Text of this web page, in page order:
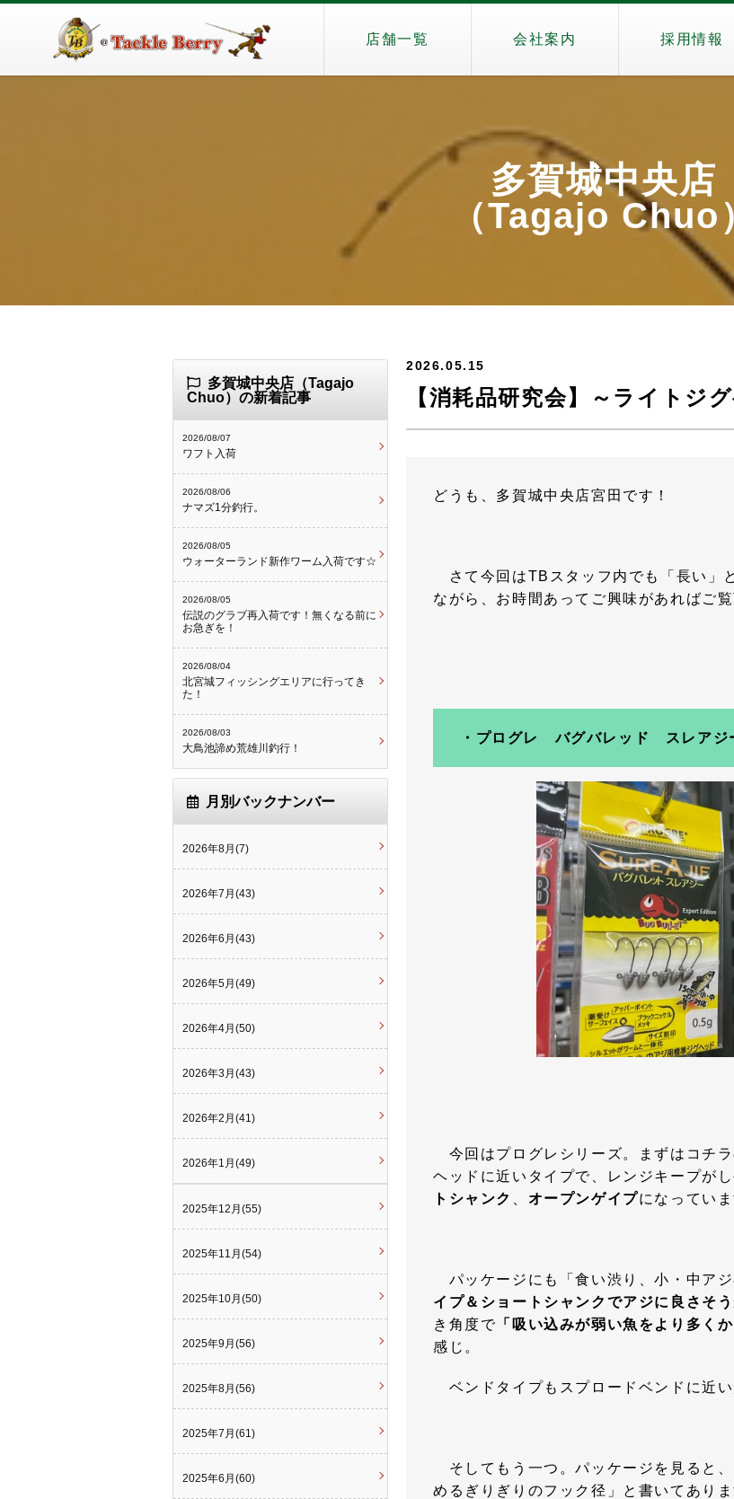
店舗一覧 会社案内 採用情報
多賀城中央店
（Tagajo Chuo
2026.05.15
【消耗品研究会】～ライトジ
どうも、多賀城中央店宮田です！
さて今回はTBスタッフ内でも「長い」
ながら、お時間あってご興味があればご
・プログレ バグバレッド スレアジ
今回はプログレシリーズ。まずはコチ
ヘッドに近いタイプで、レンジキープが
トシャンク
オープンゲイプになっていま
パッケージにも「食い渋り、小・中アジ
イプ＆ショートシャンクでアジに良さそう
き角度で 「吸い込みが弱い魚をより多く
感じ。
ベンドタイプもスプロードベンドに近い
そしてもう一つ。パッケージを見ると
めるぎりぎりのフック径」と書いてあり
多賀城中央店（Tagajo
Chuo）の新着記事
2026/08/07
ワフト入荷
2026/08/06
ナマズ1分釣行。
2026/08/05
ウォーターランド新作ワーム入荷です☆
2026/08/05
伝説のグラブ再入荷です！無くなる前に
お急ぎを！
2026/08/04
北宮城フィッシングエリアに行ってき
た！
2026/08/03
大鳥池諦め荒雄川釣行！
月別バックナンバー
2026年8月(7)
2026年7月(43)
2026年6月(43)
2026年5月(49)
2026年4月(50)
2026年3月(43)
2026年2月(41)
2026年1月(49)
2025年12月(55)
2025年11月(54)
2025年10月(50)
2025年9月(56)
2025年8月(56)
2025年7月(61)
2025年6月(60)